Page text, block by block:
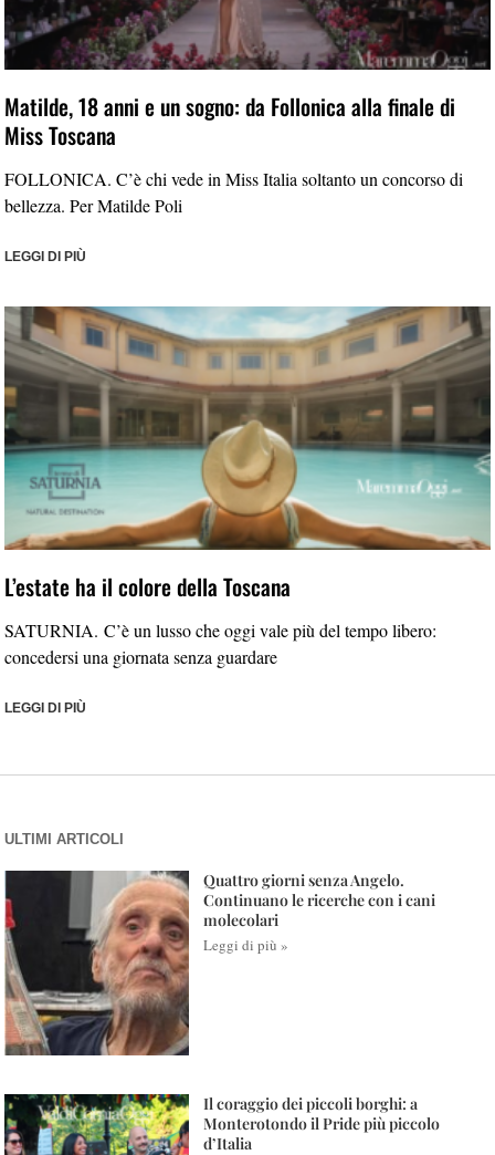
Matilde, 18 anni e un sogno: da Follonica alla finale di
Miss Toscana
FOLLONICA. C’è chi vede in Miss Italia soltanto un concorso di
bellezza. Per Matilde Poli
LEGGI DI PIÙ
L’estate ha il colore della Toscana
SATURNIA. C’è un lusso che oggi vale più del tempo libero:
concedersi una giornata senza guardare
LEGGI DI PIÙ
ULTIMI ARTICOLI
Quattro giorni senza Angelo.
Continuano le ricerche con i cani
molecolari
Leggi di più »
Il coraggio dei piccoli borghi: a
Monterotondo il Pride più piccolo
d’Italia